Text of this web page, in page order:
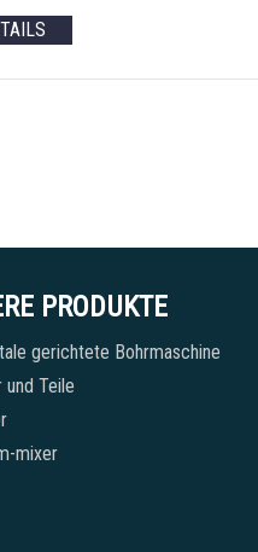
PRODUKTE
gerichtete Bohrmaschine
und Teile
mixer